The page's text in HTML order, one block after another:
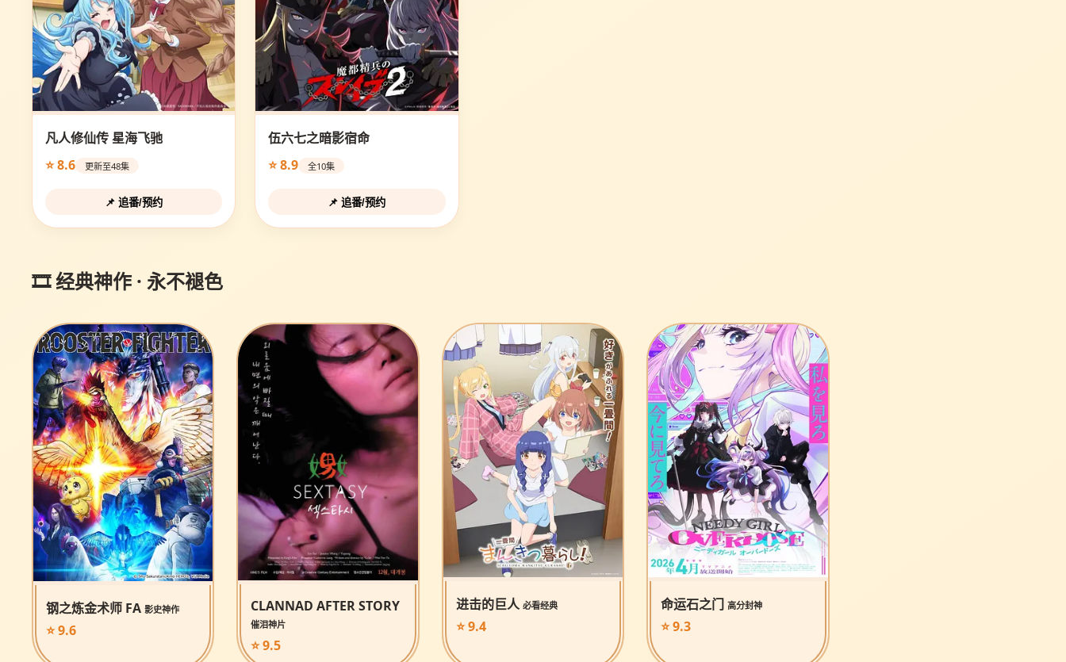
凡人修仙传 星海飞驰
⭐ 8.6
更新至48集
📌 追番/预约
伍六七之暗影宿命
⭐ 8.9
全10集
📌 追番/预约
🎞️ 经典神作 · 永不褪色
钢之炼金术师 FA 影史神作
⭐ 9.6
CLANNAD AFTER STORY
催泪神片
⭐ 9.5
进击的巨人 必看经典
⭐ 9.4
命运石之门高分封神
⭐ 9.3